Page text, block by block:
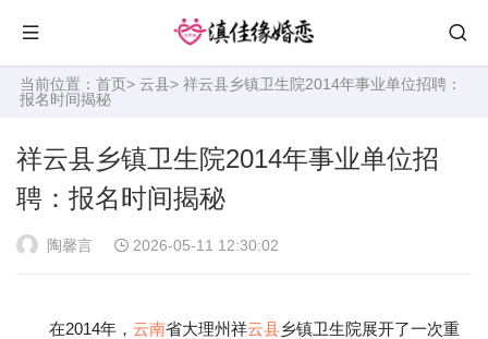
当前位置： 首页> 云县> 祥云县乡镇卫生院2014年事业单位招聘：
报名时间揭秘
祥云县乡镇卫生院2014年事业单位招
聘：报名时间揭秘
陶馨言 2026-05-11 12:30:02
在2014年， 云南省大理州祥云县乡镇卫生院展开了一次重